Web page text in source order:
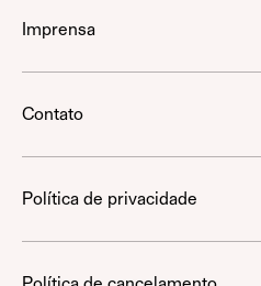
Imprensa
Contato
Política de privacidade